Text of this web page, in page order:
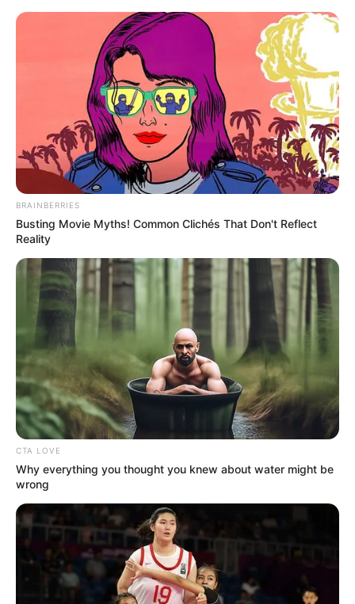
Перейти
Groza-news.info
Громада Закарпаття
ГАРЯЧI ПОДІЇ
В Ужгороді виявили тіло
чоловіка, якого шукали майже
тиждень
ВЕР 22, 2024
BRAINBERRIES
Busting Movie Myths! Common Clichés That Don't Reflect
Reality
CTA LOVE
Why everything you thought you knew about water might be
wrong